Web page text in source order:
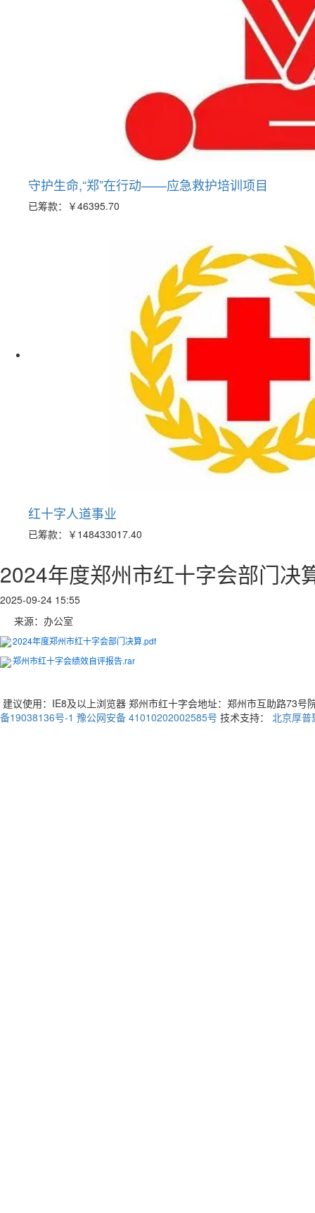
守护生命,“郑”在行动——应急救护培训项目
已筹款： ￥46395.70
红十字人道事业
已筹款： ￥148433017.40
2024年度郑州市红十字会部门决
2025-09-24 15:55
来源：办公室
2024年度郑州市红十字会部门决算.pdf
郑州市红十字会绩效自评报告.rar
建议使用：IE8及以上浏览器 郑州市红十字会地址：郑州市互助路73号
备19038136号-1 豫公网安备 41010202002585号 技术支持： 北京厚